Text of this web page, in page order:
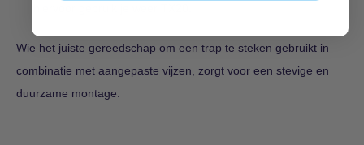
Wie het juiste gereedschap om een trap te steken gebruikt in
combinatie met aangepaste vijzen, zorgt voor een stevige en
duurzame montage.